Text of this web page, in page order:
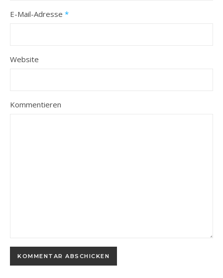
E-Mail-Adresse *
Website
Kommentieren